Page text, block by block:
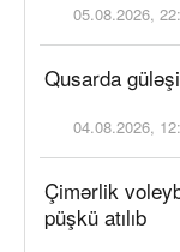
05.08.2026,
Qusarda
04.08.2026,
Çimərlik
püşkü atılıb